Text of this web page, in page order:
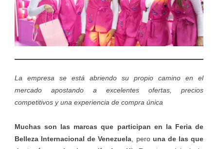
La empresa se está abriendo su propio camino en el
mercado apostando a excelentes ofertas, precios
competitivos y una experiencia de compra única
Muchas son las marcas que participan en la Feria de
Belleza Internacional de Venezuela , pero una de las que